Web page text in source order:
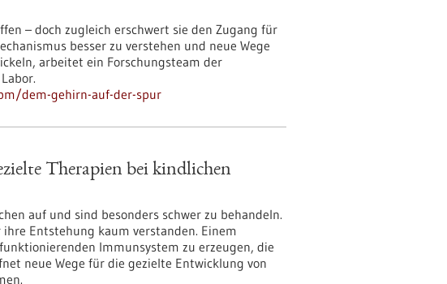
– doch zugleich erschwert sie den Zugang für
besser zu verstehen und neue Wege
arbeitet ein Forschungsteam der
dem-gehirn-auf-der-spur
Therapien bei kindlichen
auf und sind besonders schwer zu behandeln.
Entstehung kaum verstanden. Einem
Immunsystem zu erzeugen, die
neue Wege für die gezielte Entwicklung von